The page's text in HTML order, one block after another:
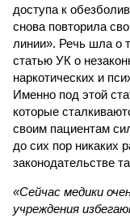
доступа к
снова повторила
линии». Речь шла о
статью УК о
наркотических и
Именно под этой
которые
своим пациентам
до сих пор никаких
законодательстве
«Сейчас медики
учреждения